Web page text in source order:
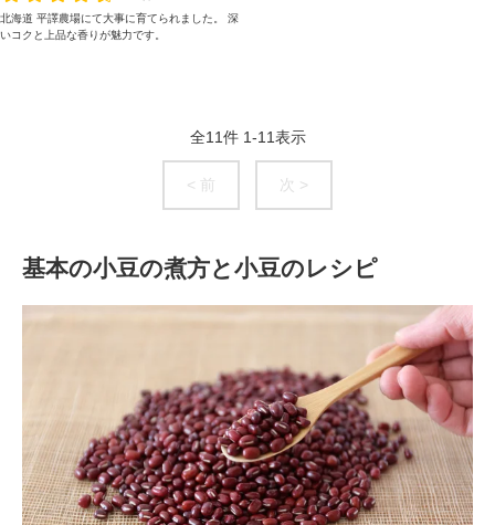
北海道 平譯農場にて大事に育てられました。 深
いコクと上品な香りが魅力です。
全11件 1-11表示
< 前 次 >
基本の小豆の煮方と小豆のレシピ